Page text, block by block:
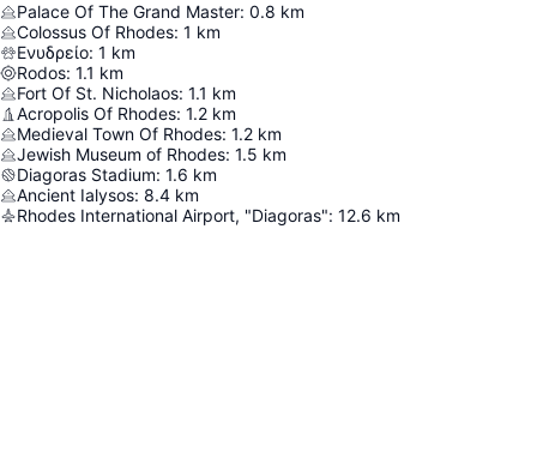
Palace Of The Grand Master: 0.8 km
Colossus Of Rhodes: 1 km
Ενυδρείο: 1 km
Rodos: 1.1 km
Fort Of St. Nicholaos: 1.1 km
Acropolis Of Rhodes: 1.2 km
Medieval Town Of Rhodes: 1.2 km
Jewish Museum of Rhodes: 1.5 km
Diagoras Stadium: 1.6 km
Ancient Ialysos: 8.4 km
Rhodes International Airport, "Diagoras": 12.6 km